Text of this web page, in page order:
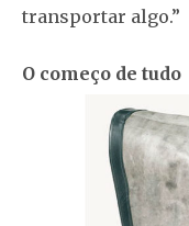
transportar algo.”
O começo de tudo